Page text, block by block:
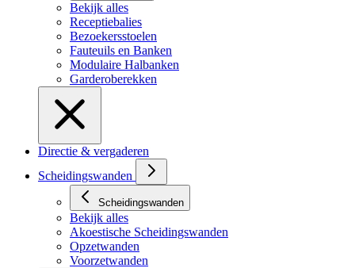
Bekijk alles
Receptiebalies
Bezoekersstoelen
Fauteuils en Banken
Modulaire Halbanken
Garderoberekken
Directie & vergaderen
Scheidingswanden
Scheidingswanden
Bekijk alles
Akoestische Scheidingswanden
Opzetwanden
Voorzetwanden